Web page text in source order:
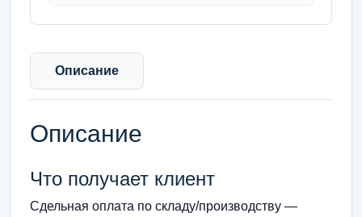
Описание
Описание
Что получает клиент
Сдельная оплата по складу/производству —